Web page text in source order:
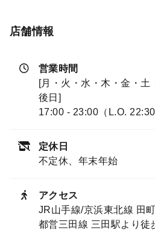
店舗情報
営業時間
[月・火・水・木・金・
後日]
17:00 - 23:00（L.O. 22:30
定休日
不定休、年末年始
アクセス
JR山手線/京浜東北線 田
都営三田線 三田駅より徒